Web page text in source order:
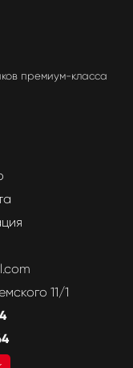
премиум-класса
11/1